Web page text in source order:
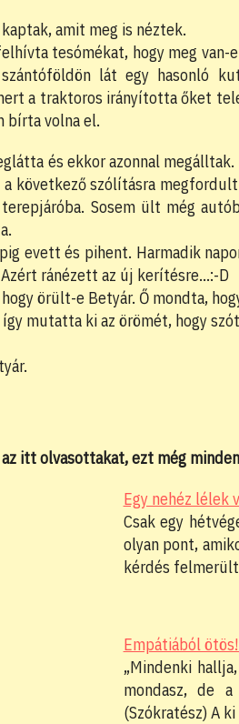
amit meg is néztek.
tesómékat, hogy meg van-
lát egy hasonló
a traktoros irányította őket
bírta volna el.
és ekkor azonnal
következő szólításra
Sosem ült még
evett és pihent. Harmadik
ránézett az új kerítésre…:-D
örült-e Betyár. Ő mondta,
így mutatta ki az örömét, hogy
itt olvasottakat, ezt még
Egy nehéz lélek
Csak egy
olyan pont,
kérdés
Empátiából
„Mindenki
mon­dasz, de
(Szókratész) A